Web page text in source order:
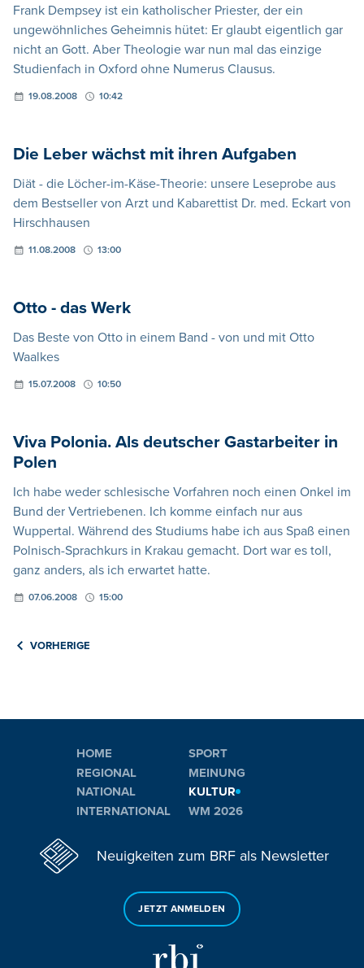
Frank Dempsey ist ein katholischer Priester, der ein
ungewöhnliches Geheimnis hütet: Er glaubt eigentlich gar
nicht an Gott. Aber Theologie war nun mal das einzige
Studienfach in Oxford ohne Numerus Clausus.
19.08.2008 10:42
Die Leber wächst mit ihren Aufgaben
Diät - die Löcher-im-Käse-Theorie: unsere Leseprobe aus
dem Bestseller von Arzt und Kabarettist Dr. med. Eckart von
Hirschhausen
11.08.2008 13:00
Otto - das Werk
Das Beste von Otto in einem Band - von und mit Otto
Waalkes
15.07.2008 10:50
Viva Polonia. Als deutscher Gastarbeiter in
Polen
Ich habe weder schlesische Vorfahren noch einen Onkel im
Bund der Vertriebenen. Ich komme einfach nur aus
Wuppertal. Während des Studiums habe ich aus Spaß einen
Polnisch-Sprachkurs in Krakau gemacht. Dort war es toll,
ganz anders, als ich erwartet hatte.
07.06.2008 15:00
VORHERIGE
HOME
REGIONAL
NATIONAL
INTERNATIONAL
SPORT
MEINUNG
KULTUR
WM 2026
Neuigkeiten zum BRF als Newsletter
JETZT ANMELDEN